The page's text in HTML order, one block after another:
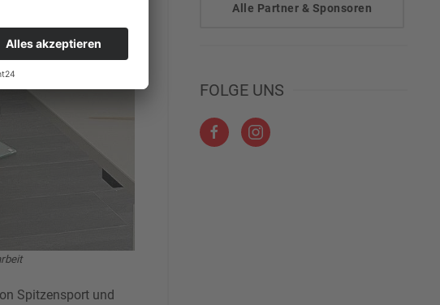
Spitzensport und
Alle Partner & Sponsoren
FOLGE UNS